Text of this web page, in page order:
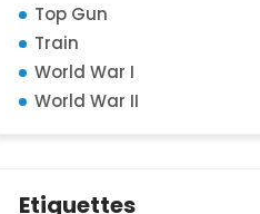
Top Gun
Train
World War I
World War II
Etiquettes